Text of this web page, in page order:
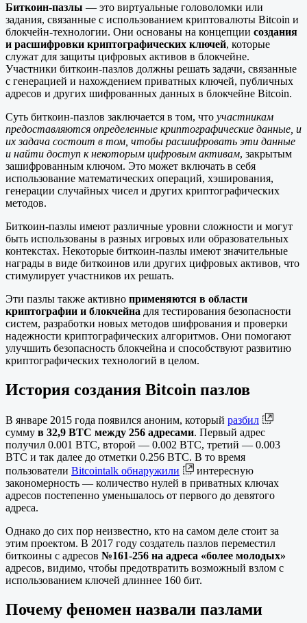
Биткоин-пазлы — это виртуальные головоломки или
задания, связанные с использованием криптовалюты Bitcoin и
блокчейн-технологии. Они основаны на концепции создания
и расшифровки криптографических ключей, которые
служат для защиты цифровых активов в блокчейне.
Участники биткоин-пазлов должны решать задачи, связанные
с генерацией и нахождением приватных ключей, публичных
адресов и других шифрованных данных в блокчейне Bitcoin.
Суть биткоин-пазлов заключается в том, что участникам
предоставляются определенные криптографические данные, и
их задача состоит в том, чтобы расшифровать эти данные
и найти доступ к некоторым цифровым активам, закрытым
зашифрованным ключом. Это может включать в себя
использование математических операций, хэширования,
генерации случайных чисел и других криптографических
методов.
Биткоин-пазлы имеют различные уровни сложности и могут
быть использованы в разных игровых или образовательных
контекстах. Некоторые биткоин-пазлы имеют значительные
награды в виде биткоинов или других цифровых активов, что
стимулирует участников их решать.
Эти пазлы также активно применяются в области
криптографии и блокчейна для тестирования безопасности
систем, разработки новых методов шифрования и проверки
надежности криптографических алгоритмов. Они помогают
улучшить безопасность блокчейна и способствуют развитию
криптографических технологий в целом.
История создания Bitcoin пазлов
В январе 2015 года появился аноним, который разбил
сумму в 32,9 BTC между 256 адресами. Первый адрес
получил 0.001 BTC, второй — 0.002 BTC, третий — 0.003
BTC и так далее до отметки 0.256 BTC. В то время
пользователи Bitcointalk обнаружили
интересную
закономерность — количество нулей в приватных ключах
адресов постепенно уменьшалось от первого до девятого
адреса.
Однако до сих пор неизвестно, кто на самом деле стоит за
этим проектом. В 2017 году создатель пазлов переместил
биткоины с адресов №161-256 на адреса «более молодых»
адресов, видимо, чтобы предотвратить возможный взлом с
использованием ключей длиннее 160 бит.
Почему феномен назвали пазлами